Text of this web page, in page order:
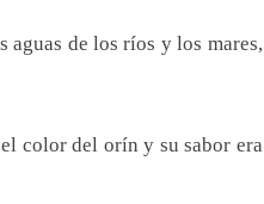
aguas de los ríos y los mares,
color del orín y su sabor era